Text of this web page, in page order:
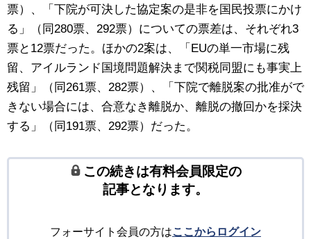
票）、「下院が可決した協定案の是非を国民投票にかけ
る」（同280票、292票）についての票差は、それぞれ3
票と12票だった。ほかの2案は、「EUの単一市場に残
留、アイルランド国境問題解決まで関税同盟にも事実上
残留」（同261票、282票）、「下院で離脱案の批准がで
きない場合には、合意なき離脱か、離脱の撤回かを採決
する」（同191票、292票）だった。
この続きは有料会員限定の
記事となります。
フォーサイト会員の方はここからログイン